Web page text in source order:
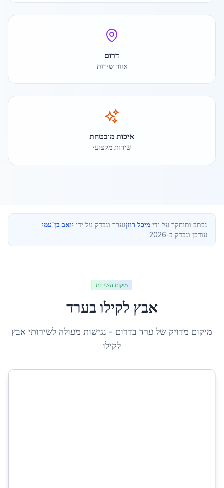
דרום
אזור שירות
איכות מובטחת
שירות מקצועי
נכתב ותוחקר על ידי מיכל רוזןנערך ונבדק על ידי יואב בן־עמי
עודכן ונבדק ב-2026
מיקום השירות
אבץ לקילובערד
מיקום מדויק של ערד בדרום - נגישות מעולה לשירותי אבץ
לקילו